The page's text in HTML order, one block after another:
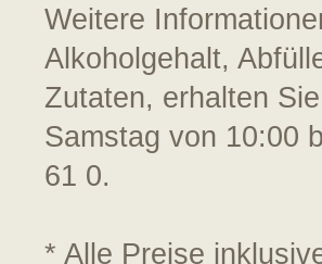
Weitere
Alkoholgehalt,
Zutaten, erhalten
Samstag von 10:00
61 0.
* Alle Preise